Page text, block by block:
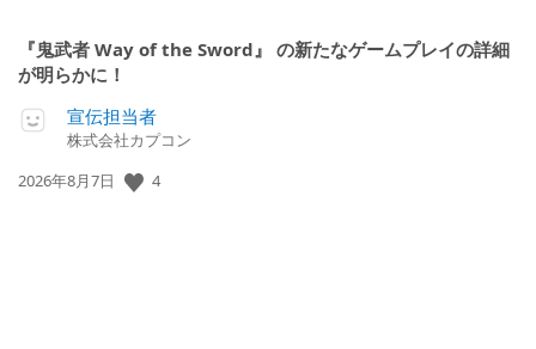
『鬼武者 Way of the Sword』 の新たなゲームプレイの詳細
が明らかに！
宣伝担当者
株式会社カプコン
公
2026年8月7日 4